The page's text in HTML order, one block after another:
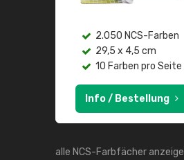
2.050 NCS-Farben
29,5 x 4,5 cm
10 Farben pro Seite
Info / Bestellung
alle NCS-Farbfächer